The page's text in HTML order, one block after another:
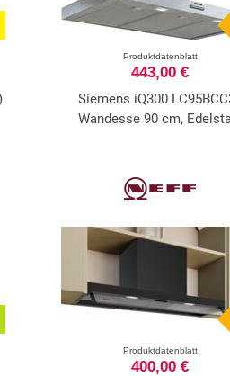
Produktdatenblatt
443,00 €
Siemens iQ300
Wandesse 90 cm,
Produktdatenblatt
400,00 €